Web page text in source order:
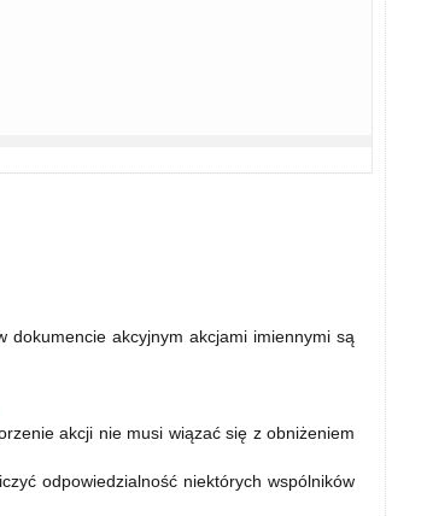
akcyjnym akcjami imiennymi są
akcji nie musi wiązać się z obniżeniem
odpowiedzialność niektórych wspólników